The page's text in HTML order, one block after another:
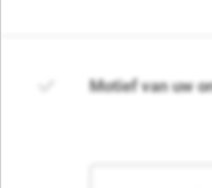
Motief van uw